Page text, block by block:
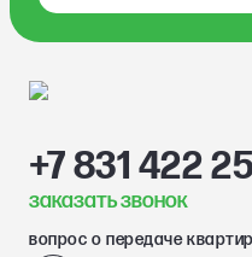
+7 831 422
заказать звонок
вопрос о передаче